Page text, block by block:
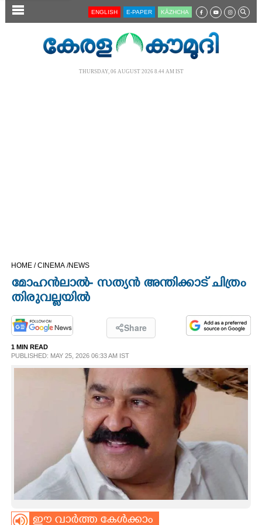
SECTIONS
OPINION
ASTRO
ENGLISH E-PAPER KĀZHCHA
THURSDAY, 06 AUGUST 2026 8.44 AM IST
HOME /CINEMA /NEWS
മോഹൻലാൽ- സത്യൻ അന്തിക്കാട് ചിത്രം
തിരുവല്ലയിൽ
Share
1 MIN READ
PUBLISHED: MAY 25, 2026 06:33 AM IST
ഈ വാർത്ത കേൾക്കാം